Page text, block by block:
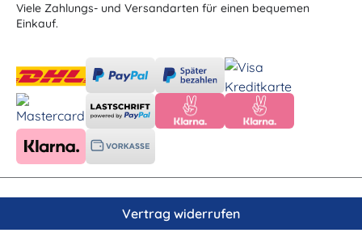
Viele Zahlungs- und Versandarten für einen bequemen
Einkauf.
Vertrag widerrufen